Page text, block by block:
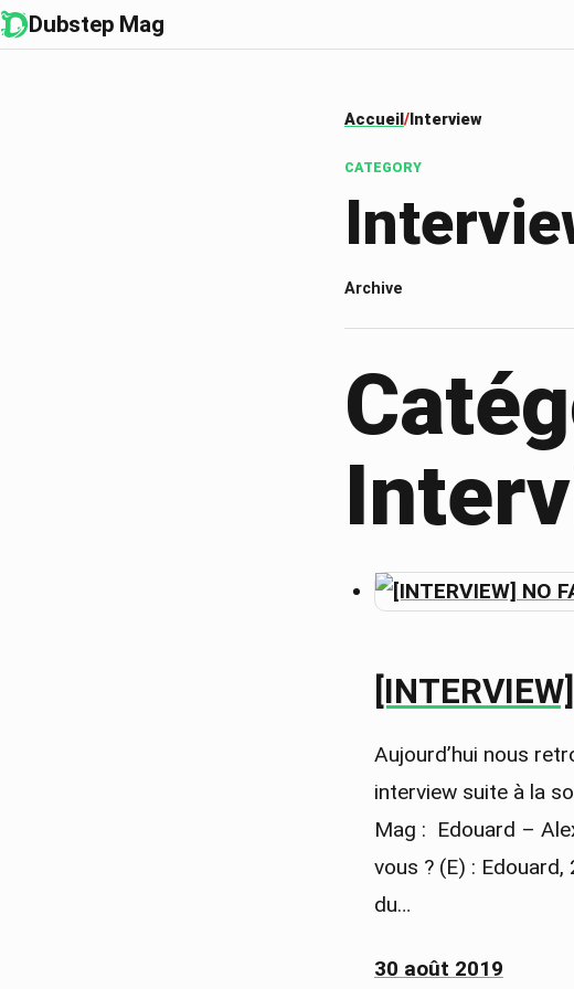
Dubstep Mag
Accueil Interview
CATEGORY
Archive
Aujourd’hui nous
interview suite à la
Mag : Edouard –
vous ? (E) :
du…
30 août 2019